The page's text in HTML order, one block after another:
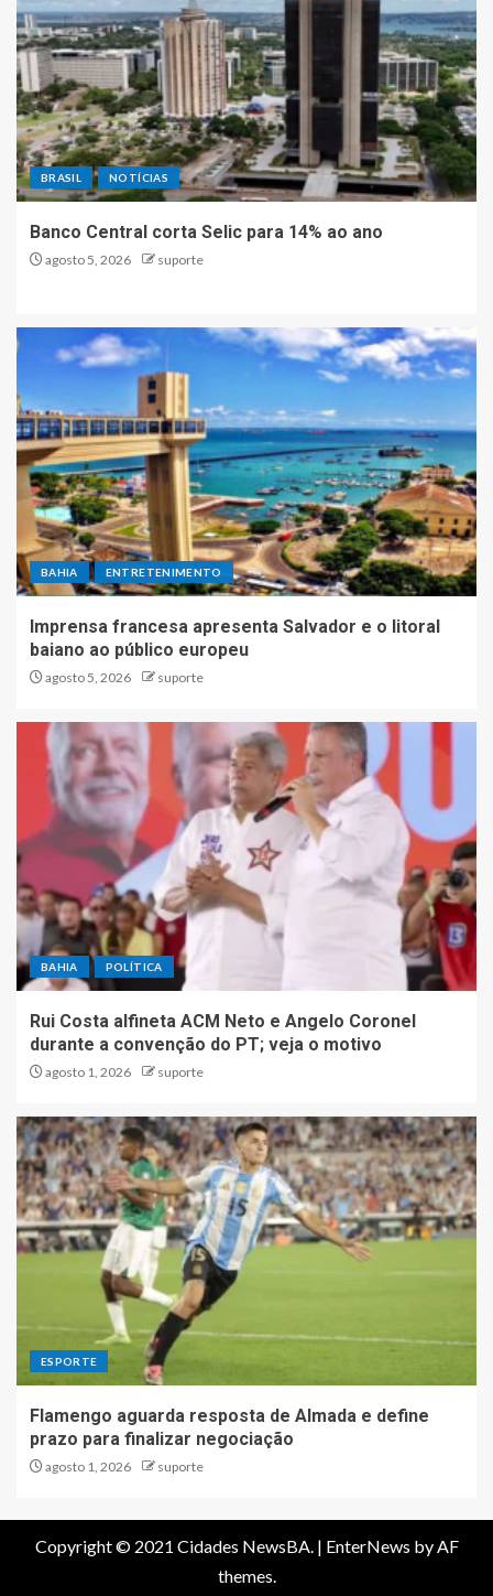
BRASIL NOTÍCIAS
Banco Central corta Selic para 14% ao ano
agosto 5, 2026 suporte
BAHIA ENTRETENIMENTO
Imprensa francesa apresenta Salvador e o litoral
baiano ao público europeu
agosto 5, 2026 suporte
BAHIA POLÍTICA
Rui Costa alfineta ACM Neto e Angelo Coronel
durante a convenção do PT; veja o motivo
agosto 1, 2026 suporte
ESPORTE
Flamengo aguarda resposta de Almada e define
prazo para finalizar negociação
agosto 1, 2026 suporte
Copyright © 2021 Cidades NewsBA. | EnterNews by AF
themes.